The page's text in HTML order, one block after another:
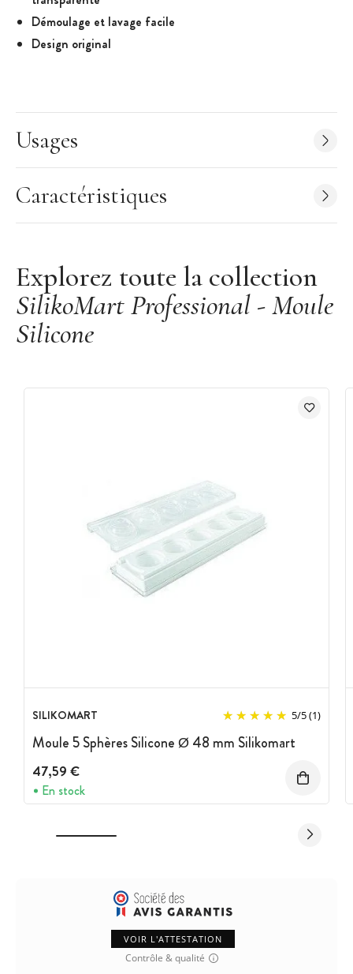
Démoulage et lavage facile
Design original
Longueur du moule : 40 cm
Largeur du moule : 12 cm
Diamètre d'une sphère : 58 mm
Volume d'une sphère : 5 x 102 ml
Farbiqué en Italie
Marque :Silikomart
Usages
Caractéristiques
Explorez toute la collection
SilikoMart Professional - Moule
Silicone
SILIKOMART 5/5(1)
Moule 5 Sphères Silicone Ø 48 mm Silikomart
47,59 €
En stock
VOIR L'ATTESTATION
Contrôle & qualité